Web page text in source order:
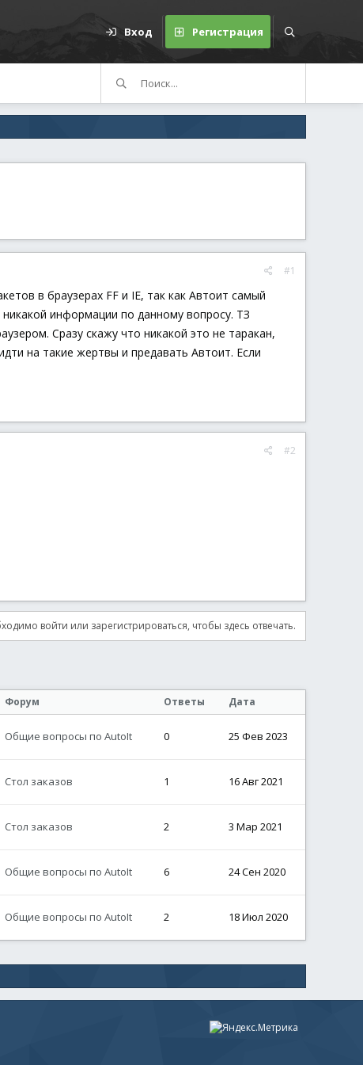
Вход Регистрация
#1
в браузерах FF и IE, так как Автоит самый
информации по данному вопросу. ТЗ
Сразу скажу что никакой это не таракан,
на такие жертвы и предавать Автоит. Если
#2
войти или зарегистрироваться, чтобы здесь отвечать.
Форум Ответы Дата
Общие вопросы по AutoIt 0 25 Фев 2023
Стол заказов 1 16 Авг 2021
Стол заказов 2 3 Мар 2021
Общие вопросы по AutoIt 6 24 Сен 2020
Общие вопросы по AutoIt 2 18 Июл 2020